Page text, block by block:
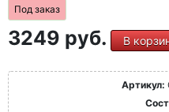
Под заказ
3249 руб. В
Артикул: